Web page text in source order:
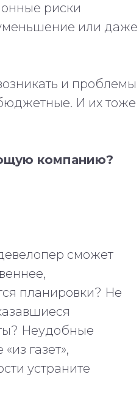
риски
или даже
и проблемы
И их тоже
компанию?
сможет
планировки? Не
Неудобные
газет»,
устраните